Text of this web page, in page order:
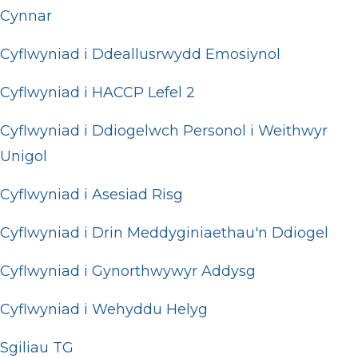
Cynnar
Cyflwyniad i Ddeallusrwydd Emosiynol
Cyflwyniad i HACCP Lefel 2
Cyflwyniad i Ddiogelwch Personol i Weithwyr
Unigol
Cyflwyniad i Asesiad Risg
Cyflwyniad i Drin Meddyginiaethau'n Ddiogel
Cyflwyniad i Gynorthwywyr Addysg
Cyflwyniad i Wehyddu Helyg
Sgiliau TG